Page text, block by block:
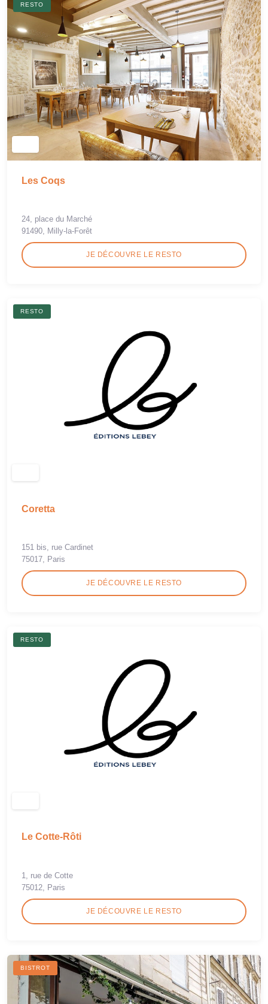
RESTO
Les Coqs
24, place du Marché
91490, Milly-la-Forêt
JE DÉCOUVRE LE RESTO
RESTO
Coretta
151 bis, rue Cardinet
75017, Paris
JE DÉCOUVRE LE RESTO
RESTO
Le Cotte-Rôti
1, rue de Cotte
75012, Paris
JE DÉCOUVRE LE RESTO
BISTROT